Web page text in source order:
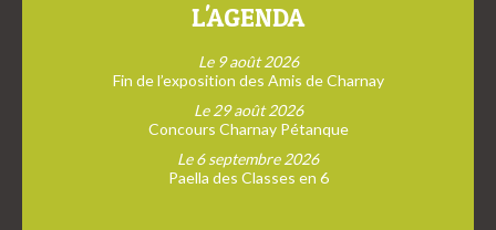
L'AGENDA
Le 9 août 2026
Fin de l’exposition des Amis de Charnay
Le 29 août 2026
Concours Charnay Pétanque
Le 6 septembre 2026
Paella des Classes en 6